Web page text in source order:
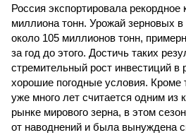
Россия экспортировала рекордное
миллиона тонн. Урожай зерновых в
около 105 миллионов тонн,
за год до этого. Достичь таких
стремительный рост инвестиций в
хорошие погодные условия. Кроме
уже много лет считается одним из
рынке мирового зерна, в этом
от наводнений и была вынуждена